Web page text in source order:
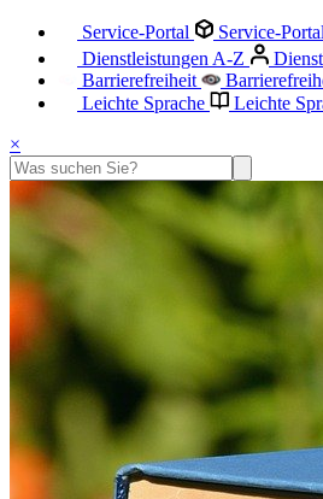
Service-Portal
Service-Portal
Dienstleistungen A-Z
Barrierefreiheit
Leichte Sprache
Leichte
×